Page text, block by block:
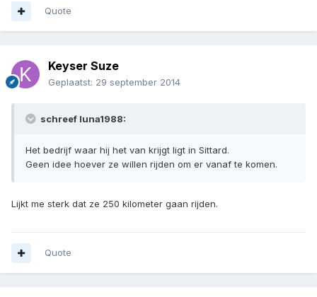
Quote
Keyser Suze
Geplaatst: 29 september 2014
schreef luna1988:
Het bedrijf waar hij het van krijgt ligt in Sittard.
Geen idee hoever ze willen rijden om er vanaf te komen.
Lijkt me sterk dat ze 250 kilometer gaan rijden.
Quote